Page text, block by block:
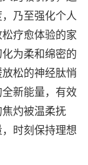
乃至强化个人
疗愈体验的家
为柔和绵密的
松的神经肽悄
新能量，有效
灼被温柔抚
时刻保持理想